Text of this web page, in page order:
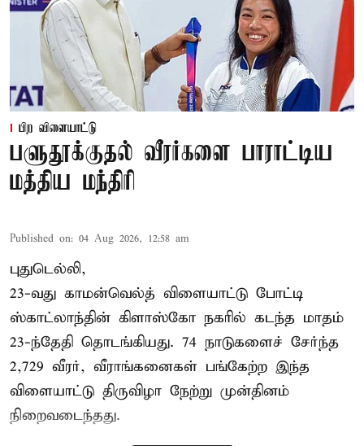
பிற விளையாட்டு
பளுதூக்குதல் வீரர்களை பாராட்டிய
மத்திய மந்திரி
Published on: 04 Aug 2026, 12:58 am
புதுடெல்லி,
23-வது காமன்வெல்த் விளையாட்டு போட்டி
ஸ்காட்லாந்தின் கிளாஸ்கோ நகரில் கடந்த மாதம்
23-ந்தேதி தொடங்கியது. 74 நாடுகளைச் சேர்ந்த
2,729 வீரர், வீராங்கனைகள் பங்கேற்ற இந்த
விளையாட்டு திருவிழா நேற்று முன்தினம்
நிறைவடைந்தது.